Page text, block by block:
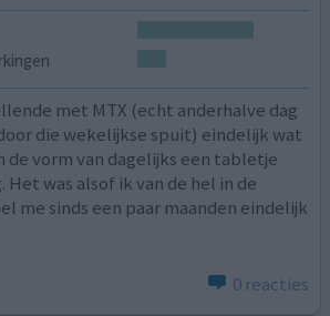
met MTX (echt anderhalve dag
die wekelijkse spuit) eindelijk wat
de vorm van dagelijks een tabletje
Het was alsof ik van de hel in de
me sinds een paar maanden eindelijk
0 reacties